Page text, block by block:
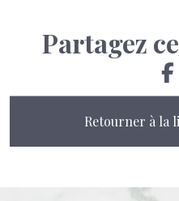
Partagez
Retourner à la